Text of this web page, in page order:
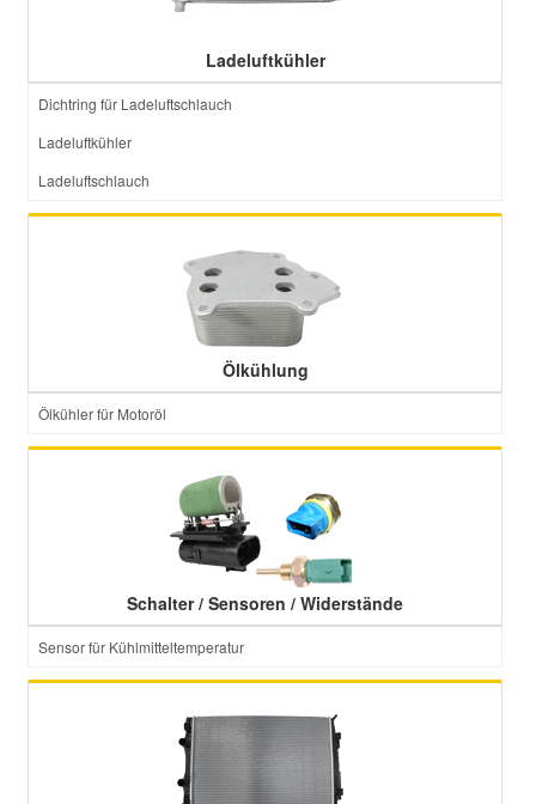
Ladeluftkühler
Dichtring für Ladeluftschlauch
Ladeluftkühler
Ladeluftschlauch
Ölkühlung
Ölkühler für Motoröl
Schalter / Sensoren / Widerstände
Sensor für Kühlmitteltemperatur
Skoda Ersatzteile
Smart Ersatzteile
Suzuki Ersatzteile
Toyota Ersatzteile
Vauxhall Ersatzteile